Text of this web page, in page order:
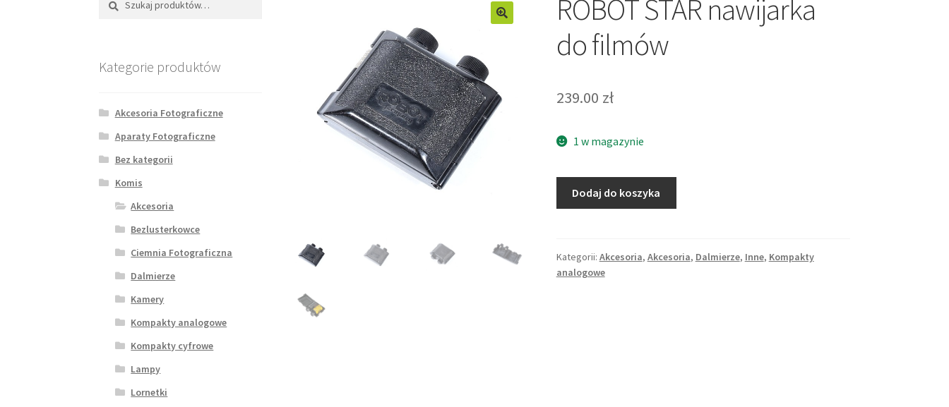
ROBOT STAR nawijarka
do filmów
239.00 zł
1 w magazynie
do
filmów
Dodaj do koszyka
Kategorii: Akcesoria, Akcesoria, Dalmierze, Inne, Kompakty
analogowe
Kategorie produktów
Akcesoria Fotograficzne
Aparaty Fotograficzne
Bez kategorii
Komis
Akcesoria
Bezlusterkowce
Ciemnia Fotograficzna
Dalmierze
Kamery
Kompakty analogowe
Kompakty cyfrowe
Lampy
Lornetki